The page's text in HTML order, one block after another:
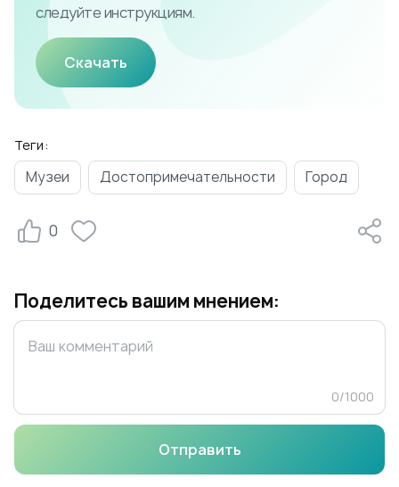
следуйте инструкциям.
Скачать
Теги:
Музеи Достопримечательности Город
0
Поделитесь вашим мнением:
0/1000
Отправить